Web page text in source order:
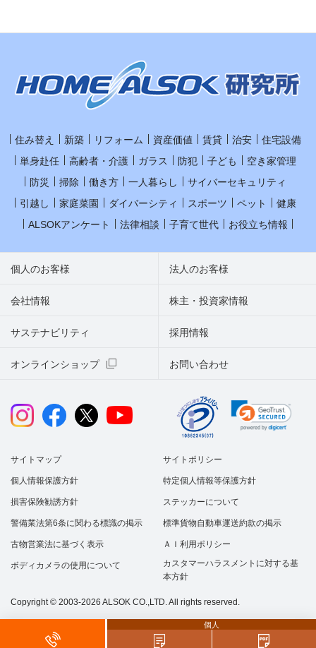
住み替え 新築 リフォーム 資産価値 賃貸 治安
住宅設備
単身赴任
高齢者・介護 ガラス 防犯 子ども
空き家管理
防災
掃除 働き方 一人暮らし
サイバーセキュリティ
引越し
家庭菜園 ダイバーシティ スポーツ ペット
健康
ALSOKアンケート
法律相談 子育て世代 お役立ち情報
個人
個人のお客様 法人のお客様
会社情報 株主・投資家情報
サステナビリティ
オンラインショップ お問い合わせ
採用情報
サイトマップ サイトポリシー
個人情報保護方針 特定個人情報等保護方針
損害保険勧誘方針 ステッカーについて
警備業法第6条に関わる標識の掲示 標準貨物自動車運送約款の掲示
古物営業法に基づく表示 ＡＩ利用ポリシー
ボディカメラの使用について
カスタマーハラスメントに対する基
本方針
Copyright © 2003-2026 ALSOK CO.,LTD. All rights reserved.